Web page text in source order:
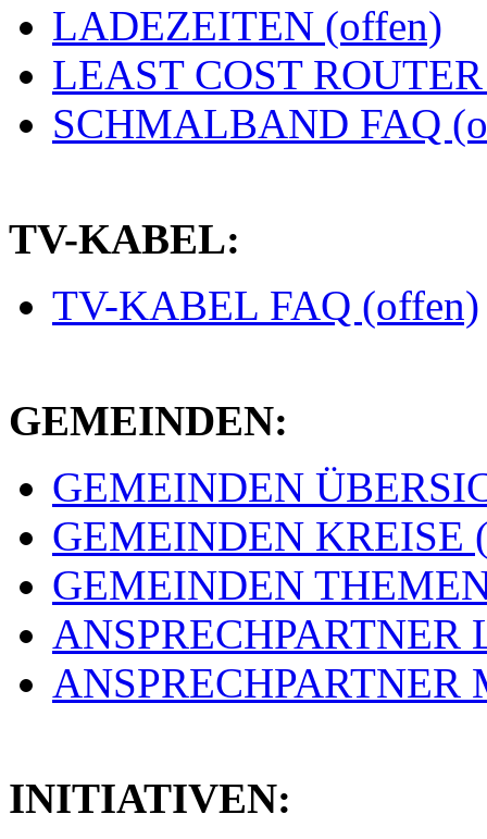
LADEZEITEN (offen)
LEAST COST
SCHMALBAND FAQ
TV-KABEL:
TV-KABEL FAQ (offen)
GEMEINDEN:
GEMEINDEN
GEMEINDEN KREISE
GEMEINDEN
ANSPRECHPARTNER
ANSPRECHPARTNER
INITIATIVEN: